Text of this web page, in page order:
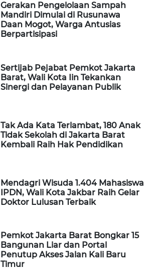
Gerakan Pengelolaan Sampah
Mandiri Dimulai di Rusunawa
Daan Mogot, Warga Antusias
Berpartisipasi
Sertijab Pejabat Pemkot Jakarta
Barat, Wali Kota Iin Tekankan
Sinergi dan Pelayanan Publik
Tak Ada Kata Terlambat, 180 Anak
Tidak Sekolah di Jakarta Barat
Kembali Raih Hak Pendidikan
Mendagri Wisuda 1.404 Mahasiswa
IPDN, Wali Kota Jakbar Raih Gelar
Doktor Lulusan Terbaik
Pemkot Jakarta Barat Bongkar 15
Bangunan Liar dan Portal
Penutup Akses Jalan Kali Baru
Timur